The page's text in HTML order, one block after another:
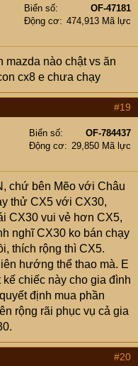
Biển số
OF-47181
Động cơ
474,913 Mã lực
mazda nào chật vs ăn
cx8 e chưa chạy
#19
Biển số
OF-784437
Động cơ
29,850 Mã lực
chứ bên Mẽo với Châu
thử CX5 với CX30,
CX30 vui vẻ hơn CX5,
nghĩ CX30 ko bán chạy
thích rộng thì CX5.
hướng thể thao mà. E
chiếc này cho gia đình
định mua phần
rộng rãi phục vụ cả gia
#20